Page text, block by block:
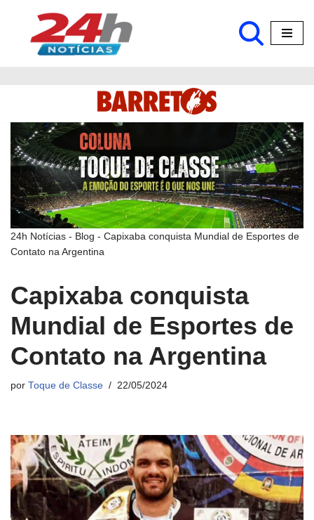
Pular
24h Notícias - Blog - Capixaba conquista Mundial de Esportes de
Contato na Argentina
Capixaba conquista
Mundial de Esportes de
Contato na Argentina
por Toque de Classe 22/05/2024